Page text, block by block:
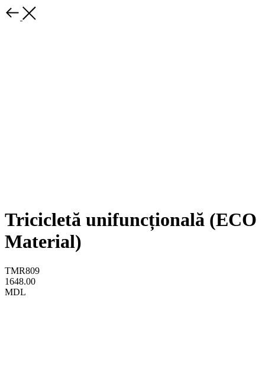
Tricicletă unifuncțională (ECO
Material)
TMR809
1648.00
MDL